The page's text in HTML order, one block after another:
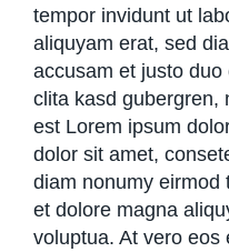
tempor invidunt ut
aliquyam erat, sed
accusam et justo
clita kasd gubergren,
est Lorem ipsum
dolor sit amet,
diam nonumy eirmod
et dolore magna
voluptua. At vero eos